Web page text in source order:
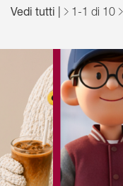
Vedi tutti 1 - 1 di 10